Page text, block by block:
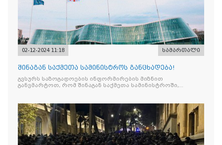
02-12-2024 11:18 სამართალი
შინაგან საქმეთა სამინისტროს განცხადება!
გვსურს საზოგადოების ინფორმირების მიზნით
განვმარტოთ, რომ შინაგან საქმეთა სამინისტროში,